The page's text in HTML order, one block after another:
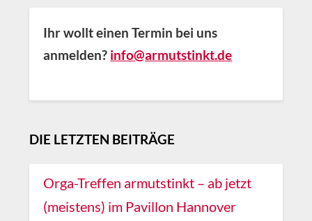
Ihr wollt einen Termin bei uns
anmelden? info@armutstinkt.de
DIE LETZTEN BEITRÄGE
Orga-Treffen armutstinkt – ab jetzt
(meistens) im Pavillon Hannover